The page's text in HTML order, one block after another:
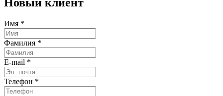
Новый клиент
Имя *
Фамилия *
E-mail *
Телефон *